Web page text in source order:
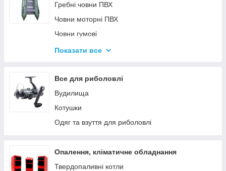
Гребні човни ПВХ
Човни моторні ПВХ
Човни гумові
Надувні байдарки
Тюбінг
Страхувальні жилети
Човники ΩMega
Лодки Grif boat
Показати все
Все для риболовлі
Вудилища
Котушки
Одяг та взуття для риболовлі
Опалення, кліматичне обладнання
Твердопаливні котли